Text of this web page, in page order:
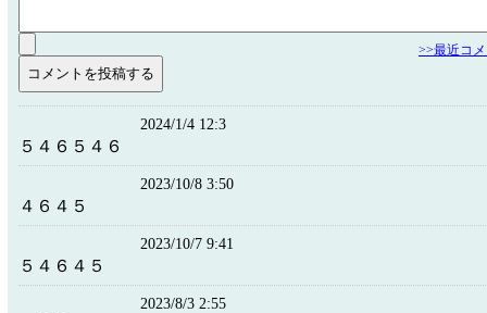
>>最近コ
2024/1/4 12:3
５４６５４６
2023/10/8 3:50
４６４５
2023/10/7 9:41
５４６４５
2023/8/3 2:55